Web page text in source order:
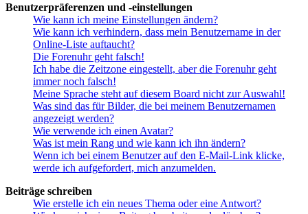
Benutzerpräferenzen und -einstellungen
Wie kann ich meine Einstellungen ändern?
Wie kann ich verhindern, dass mein Benutzername in der
Online-Liste auftaucht?
Die Forenuhr geht falsch!
Ich habe die Zeitzone eingestellt, aber die Forenuhr geht
immer noch falsch!
Meine Sprache steht auf diesem Board nicht zur Auswahl!
Was sind das für Bilder, die bei meinem Benutzernamen
angezeigt werden?
Wie verwende ich einen Avatar?
Was ist mein Rang und wie kann ich ihn ändern?
Wenn ich bei einem Benutzer auf den E-Mail-Link klicke,
werde ich aufgefordert, mich anzumelden.
Beiträge schreiben
Wie erstelle ich ein neues Thema oder eine Antwort?